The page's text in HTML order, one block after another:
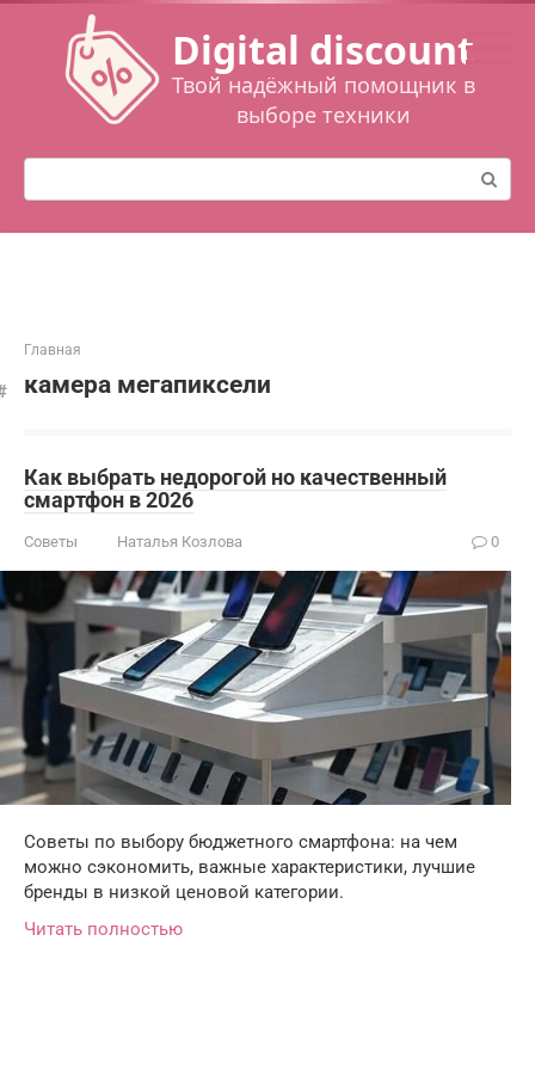
Перейти
контенту
Digital discount
Твой надёжный помощник в
выборе техники
Поиск:
Главная
камера мегапиксели
Как выбрать недорогой но качественный
смартфон в 2026
Советы Наталья Козлова 0
Советы по выбору бюджетного смартфона: на чем
можно сэкономить, важные характеристики, лучшие
бренды в низкой ценовой категории.
Читать полностью